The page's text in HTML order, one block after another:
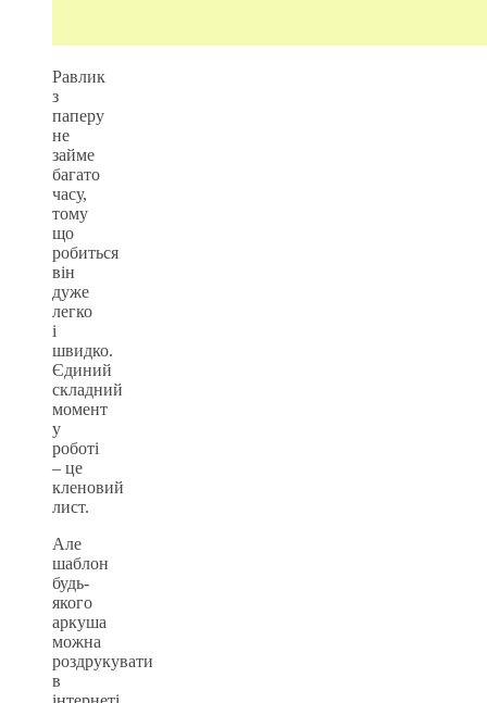
Равлик
з
паперу
не
займе
багато
часу,
тому
що
робиться
він
дуже
легко
і
швидко.
Єдиний
складний
момент
у
роботі
– це
кленовий
лист.
Але
шаблон
будь-
якого
аркуша
можна
роздрукувати
в